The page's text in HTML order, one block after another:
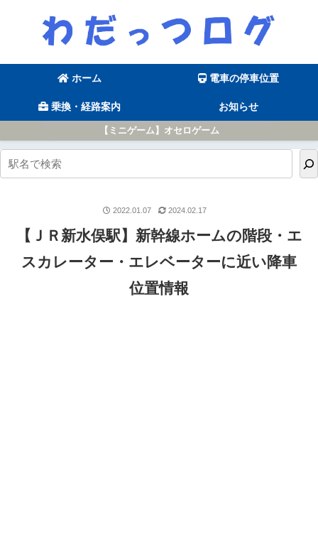
ホーム 電車の停車位置
乗換・経路案内 お知らせ
【ミニゲーム】オセロゲーム
【ＪＲ新水俣駅】新幹線ホームの階段・エ
スカレーター・エレベーターに近い降車
位置情報
2022.01.07 2024.02.17